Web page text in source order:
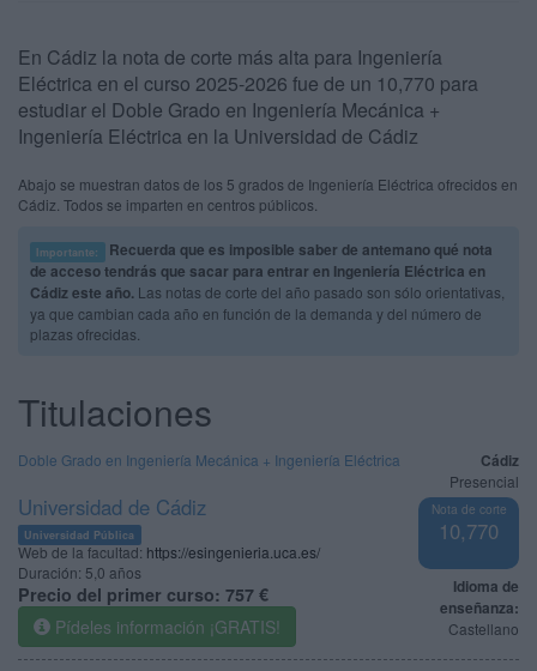
En Cádiz la nota de corte más alta para Ingeniería
Eléctrica en el curso 2025-2026 fue de un 10,770 para
estudiar el Doble Grado en Ingeniería Mecánica +
Ingeniería Eléctrica en la Universidad de Cádiz
Abajo se muestran datos de los 5 grados de Ingeniería Eléctrica ofrecidos en
Cádiz. Todos se imparten en centros públicos.
Importante:
Recuerda que es imposible saber de antemano qué nota
de acceso tendrás que sacar para entrar en Ingeniería Eléctrica en
Cádiz este año. Las notas de corte del año pasado son sólo orientativas,
ya que cambian cada año en función de la demanda y del número de
plazas ofrecidas.
Titulaciones
Cádiz
Presencial
Nota de corte
10,770
Idioma de
enseñanza:
Castellano
Doble Grado en Ingeniería Mecánica + Ingeniería Eléctrica
Universidad de Cádiz
Universidad Pública
Web de la facultad: https://esingenieria.uca.es/
Duración: 5,0 años
Precio del primer curso: 757 €
Pídeles información ¡GRATIS!